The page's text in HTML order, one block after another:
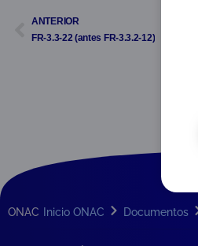
ANTERIOR
FR-3.3-22 (antes FR-3.3.2-12)
ONAC Inicio ONAC Documentos